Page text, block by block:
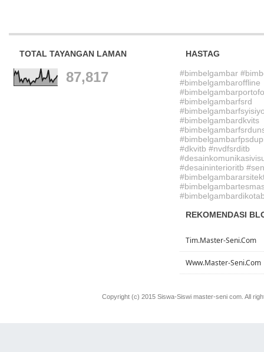
TOTAL TAYANGAN LAMAN
87,817
HASTAG
#bimbelgambar
#bimbelgambaroffline
#bimbelgambarfsrd
#bimbelgambardkvits
#dkvitb #nvdfsrditb
#desaininterioritb
REKOMENDASI
Tim.master-Seni.com
Www.master-Seni.com
Copyright (c) 2015 Siswa-Siswi master-seni com. All